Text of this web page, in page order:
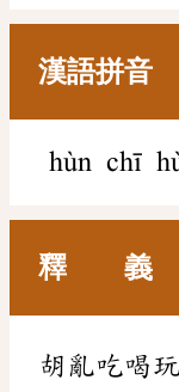
漢語拼音
hùn chī
釋 義
胡亂吃喝